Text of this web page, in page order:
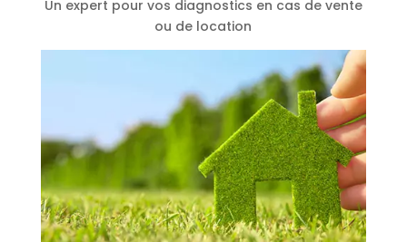
Un expert pour vos diagnostics en cas de vente
ou de location